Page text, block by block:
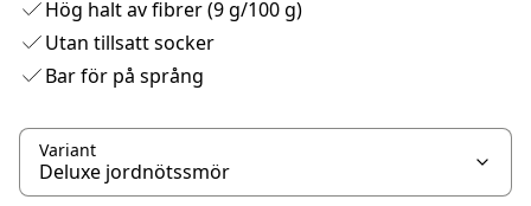
Hög halt av fibrer (9 g/100 g)
Utan tillsatt socker
Bar för på språng
Variant